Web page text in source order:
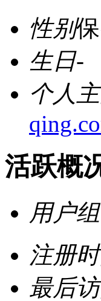
性别
生日-
个人
活跃概
用户组
注册
最后